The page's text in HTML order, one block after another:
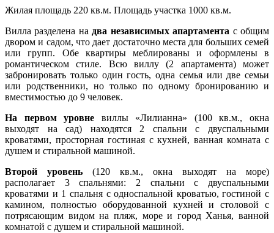
Жилая площадь 220 кв.м. Площадь участка 1000 кв.м.
Вилла разделена надва независимых апартамента с общим
двором и садом, что дает достаточно места для больших семей
или групп. Обе квартиры меблированы и оформлены в
романтическом стиле. Всю виллу (2 апартамента) может
забронировать только один гость, одна семья или две семьи
или родственники, но только по одному бронированию и
вместимостью до 9 человек.
На первом уровне виллы «Лилианна» (100 кв.м., окна
выходят на сад) находятся 2 спальни с двуспальными
кроватями, просторная гостиная с кухней, ванная комната с
душем и стиральной машиной.
Второй уровень (120 кв.м., окна выходят на море)
располагает 3 спальнями: 2 спальни с двуспальными
кроватями и 1 спальня с односпальной кроватью, гостиной с
камином, полностью оборудованной кухней и столовой с
потрясающим видом на пляж, море и город Ханья, ванной
комнатой с душем и стиральной машиной.